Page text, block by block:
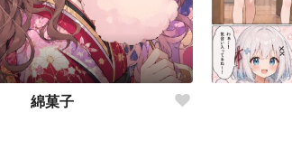
綿菓子